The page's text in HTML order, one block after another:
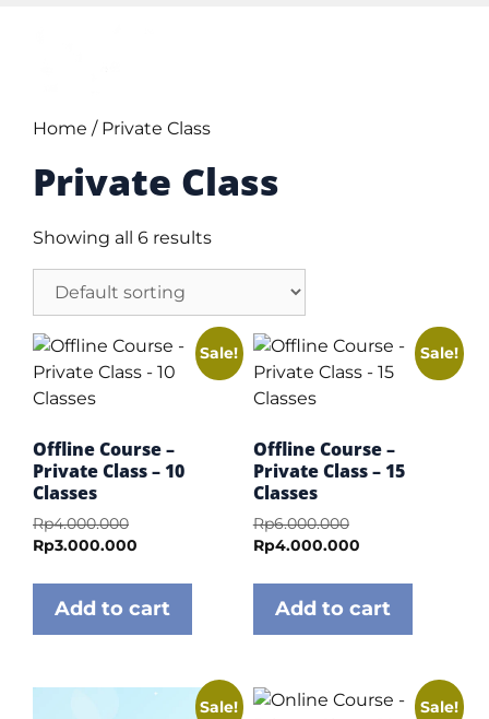
Home / Private Class
Private Class
Showing all 6 results
Sale!
Offline Course –
Private Class – 10
Classes
Rp4.000.000
Rp3.000.000
Add to cart
Sale!
Offline Course –
Private Class – 15
Classes
Rp6.000.000
Rp4.000.000
Add to cart
Sale! Sale!